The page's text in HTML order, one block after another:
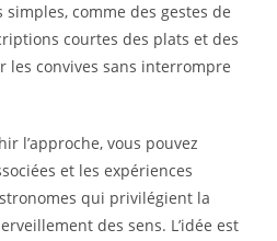
comme des gestes de
courtes des plats et des
les convives sans interrompre
l’approche, vous pouvez
et les expériences
qui privilégient la
des sens. L’idée est